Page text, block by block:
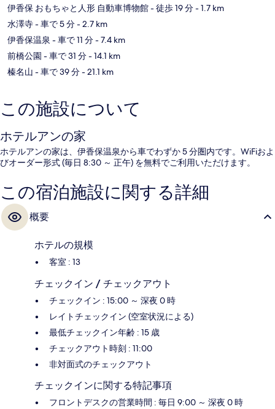
伊香保 おもちゃと人形 自動車博物館- 徒歩 19 分- 1.7 km
水澤寺- 車で 5 分- 2.7 km
伊香保温泉 - 車で 11 分- 7.4 km
前橋公園 - 車で 31 分- 14.1 km
榛名山 - 車で 39 分- 21.1 km
この施設について
ホテルアンの家
ホテルアンの家は、伊香保温泉から車でわずか 5 分圏内です。WiFiおよ
びオーダー形式 (毎日 8:30 ～ 正午) を無料でご利用いただけます。
この宿泊施設に関する詳細
概要
ホテルの規模
客室 : 13
チェックイン / チェックアウト
チェックイン : 15:00 ～ 深夜 0 時
レイトチェックイン (空室状況による)
最低チェックイン年齢 : 15 歳
チェックアウト時刻 : 11:00
非対面式のチェックアウト
チェックインに関する特記事項
フロントデスクの営業時間 : 毎日 9:00 ～ 深夜 0 時